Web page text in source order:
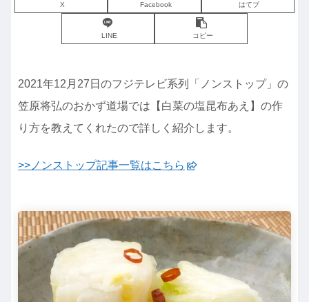
X Facebook はてブ
LINE コピー
2021年12月27日のフジテレビ系列「ノンストップ」の
笠原将弘のおかず道場では【白菜の塩昆布あえ】の作
り方を教えてくれたので詳しく紹介します。
>>ノンストップ記事一覧はこちら